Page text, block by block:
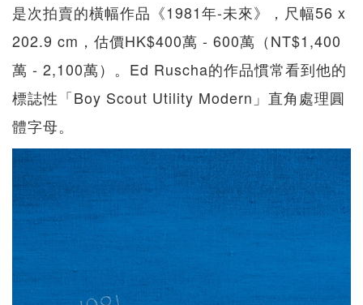
是次拍賣的橫幅作品《1981年-未來》，尺幅56 x
202.9 cm，估價HK$400萬 - 600萬（NT$1,400
萬 - 2,100萬）。Ed Ruscha的作品慣常看到他的
標誌性「Boy Scout Utility Modern」直角處理圓
體字母。